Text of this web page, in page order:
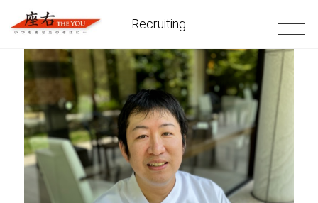
Recruiting